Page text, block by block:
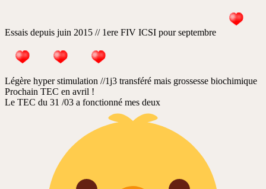
Essais depuis juin 2015 // 1ere FIV ICSI pour septembre
Légère hyper stimulation //1j3 transféré mais grossesse biochimique
Prochain TEC en avril !
Le TEC du 31 /03 a fonctionné mes deux